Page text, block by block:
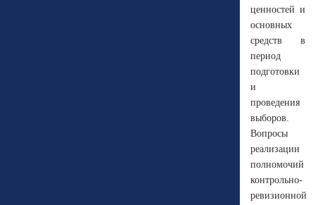
ценностей и
основных
средств в
период
подготовки
и
проведения
выборов.
Вопросы
реализации
полномочий
контрольно-
ревизионной